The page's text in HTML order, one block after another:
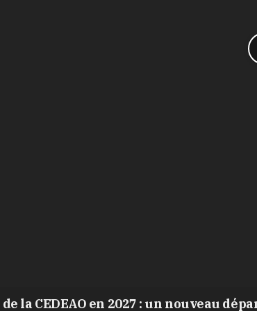
de la CEDEAO en 2027 : un nouveau